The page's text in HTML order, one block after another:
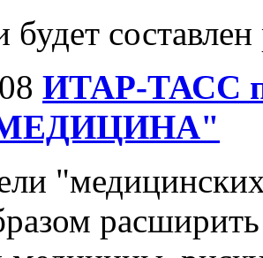
будет
ИТАР-ТАСС